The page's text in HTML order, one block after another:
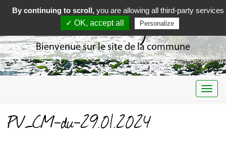
Curciat Dongalon
Bienvenue sur le site de la commune
PV_CM-du-29.01.2024
By continuing to scroll, you are allowing all third-party services
✓ OK, accept all
Personalize